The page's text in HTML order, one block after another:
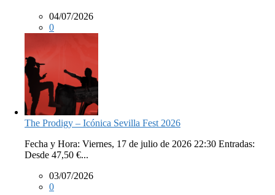
04/07/2026
0
The Prodigy – Icónica Sevilla Fest 2026
Fecha y Hora: Viernes, 17 de julio de 2026 22:30 Entradas:
Desde 47,50 €...
03/07/2026
0